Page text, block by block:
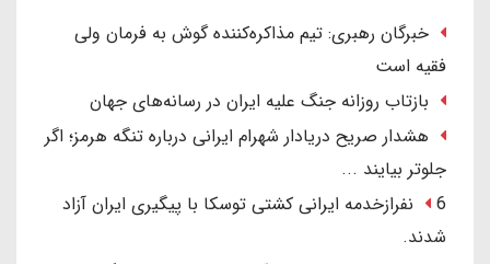
خبرگان رهبری: تیم مذاکره‌کننده گوش به فرمان ولی
فقیه است
بازتاب روزانه جنگ علیه ایران در رسانه‌های جهان
هشدار صریح دریادار شهرام ایرانی درباره تنگه هرمز؛ اگر
جلوتر بیایند ...
6 نفرازخدمه ایرانی کشتی توسکا با پیگیری ایران آزاد
شدند.